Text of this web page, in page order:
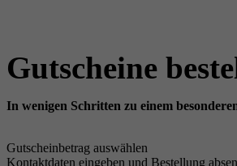
Gutscheine
In wenigen Schritten zu einem
Gutscheinbetrag auswählen
Kontaktdaten eingeben und Bestellung